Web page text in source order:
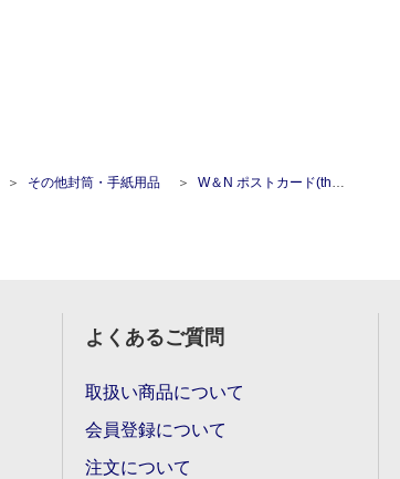
その他封筒・手紙用品 W＆N ポストカード(thank you)
よくあるご質問
取扱い商品について
会員登録について
注文について